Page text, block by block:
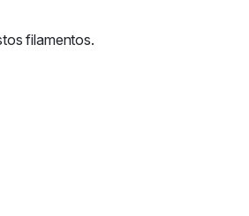
filamentos.